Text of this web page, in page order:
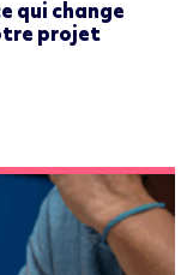
qui change
projet